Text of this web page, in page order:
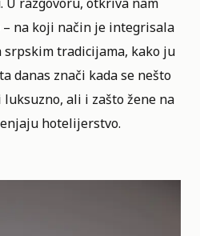
U razgovoru, otkriva nam
– na koji način je integrisala
tradicijama, kako ju
danas znači kada se nešto
luksuzno, ali i zašto žene na
hotelijerstvo.